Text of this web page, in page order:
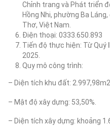
Chỉnh trang và Phát triển
Hồng Nhi, phường Ba
Thơ, Việt Nam.
Điện thoại: 0333.650.893
Tiến độ thực hiện: Từ Quý
2025.
Quy mô công trình:
– Diện tích khu đất: 2.997,98m2.
– Mật độ xây dựng: 53,50%.
– Diện tích xây dựng: khoảng